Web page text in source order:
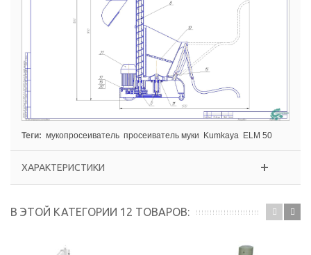
Теги: мукопросеиватель просеиватель муки Kumkaya ELM 50
ХАРАКТЕРИСТИКИ
В ЭТОЙ КАТЕГОРИИ 12 ТОВАРОВ: